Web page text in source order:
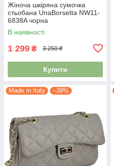
Жіноча шкіряна сумочка
стьобана UnaBorsetta NW11-
6838A чорна
В наявності
1 299 ₴ 3 250 ₴
Купити
Made in Italy –39%